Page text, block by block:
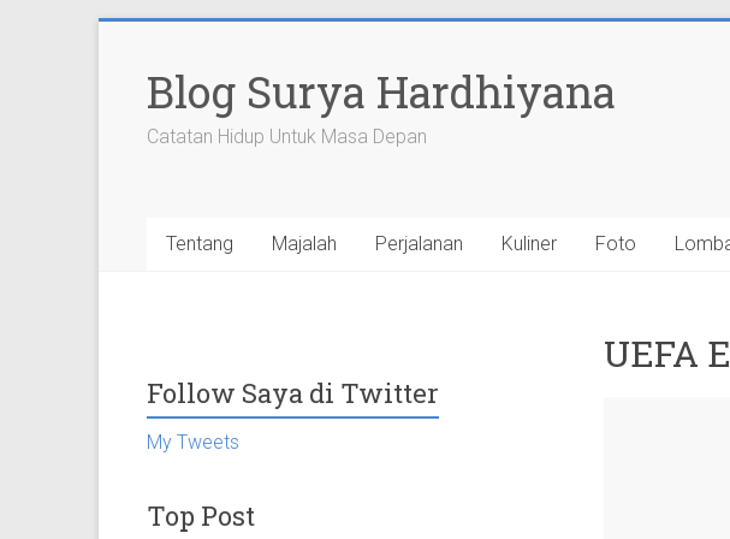
contentBlog Surya Hardhiyana
Catatan Hidup Untuk Masa Depan
Tentang Majalah Perjalanan Kuliner Foto
UEFA
Follow Saya di Twitter
My Tweets
Top Post